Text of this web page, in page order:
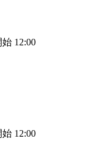
12:00
12:00